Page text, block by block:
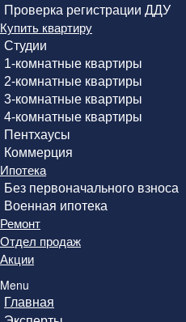
Проверка регистрации ДДУ
Купить квартиру
Студии
1-комнатные квартиры
2-комнатные квартиры
3-комнатные квартиры
4-комнатные квартиры
Пентхаусы
Коммерция
Ипотека
Без первоначального взноса
Военная ипотека
Ремонт
Отдел продаж
Акции
Menu
Главная